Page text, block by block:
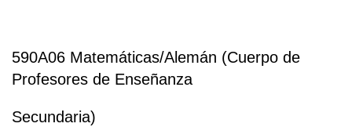
590A06 Matemáticas/Alemán (Cuerpo de
Profesores de Enseñanza
Secundaria)